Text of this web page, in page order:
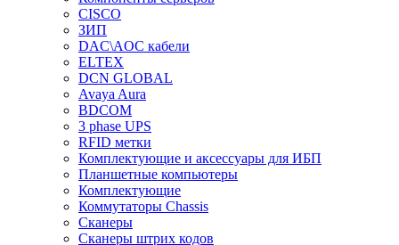
CISCO
ЗИП
DAC\AOC кабели
ELTEX
DCN GLOBAL
Avaya Aura
BDCOM
3 phase UPS
RFID метки
Комплектующие и аксессуары для ИБП
Планшетные компьютеры
Комплектующие
Коммутаторы Chassis
Сканеры
Сканеры штрих кодов